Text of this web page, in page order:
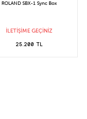
ROLAND SBX-1 Sync Box
İLETİŞİME GEÇİNİZ
25.200 TL